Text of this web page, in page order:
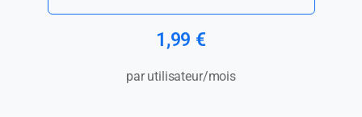
1,99 €
par utilisateur/mois